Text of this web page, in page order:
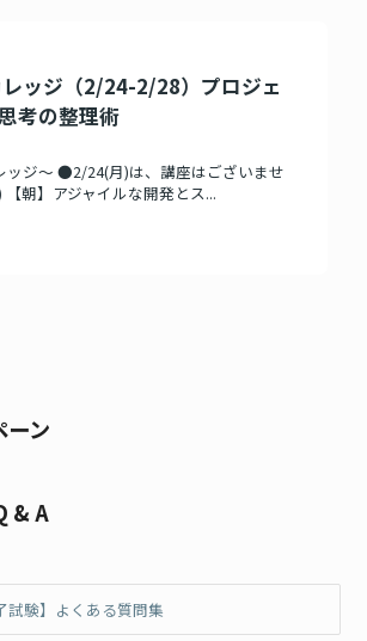
ッジ（2/24-2/28）プロジェ
考の整理術
ッジ～ ●2/24(月)は、講座はございませ
朝】アジャイルな開発とス...
ーン
& A
試験】よくある質問集